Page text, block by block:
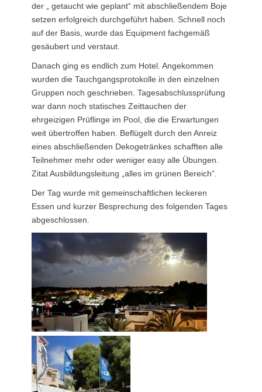
der „ getaucht wie geplant“ mit abschließendem Boje
setzen erfolgreich durchgeführt haben. Schnell noch
auf der Basis, wurde das Equipment fachgemäß
gesäubert und verstaut.
Danach ging es endlich zum Hotel. Angekommen
wurden die Tauchgangsprotokolle in den einzelnen
Gruppen noch geschrieben. Tagesabschlussprüfung
war dann noch statisches Zeittauchen der
ehrgeizigen Prüflinge im Pool, die die Erwartungen
weit übertroffen haben. Beflügelt durch den Anreiz
eines abschließenden Dekogetränkes schafften alle
Teilnehmer mehr oder weniger easy alle Übungen.
Zitat Ausbildungsleitung „alles im grünen Bereich“.
Der Tag wurde mit gemeinschaftlichen leckeren
Essen und kurzer Besprechung des folgenden Tages
abgeschlossen.